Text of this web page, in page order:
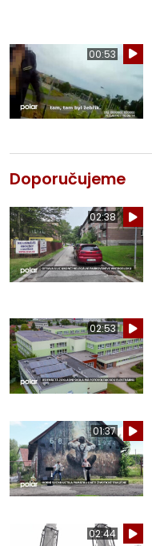
00:53
Doporučujeme
02:38
02:53
01:37
02:44